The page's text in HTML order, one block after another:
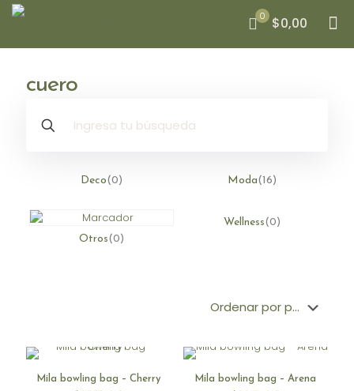
0 $0,00
cuero
Deco(0) Moda(16)
Otros(0)
Wellness(0)
Limited Stock
Mila bowling bag – Cherry Limited Stock
Mila bowling bag – Arena